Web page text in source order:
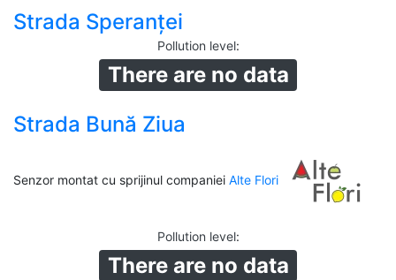
Strada Speranței
Pollution level:
There are no data
Strada Bună Ziua
Senzor montat cu sprijinul companiei Alte Flori
Pollution level:
There are no data